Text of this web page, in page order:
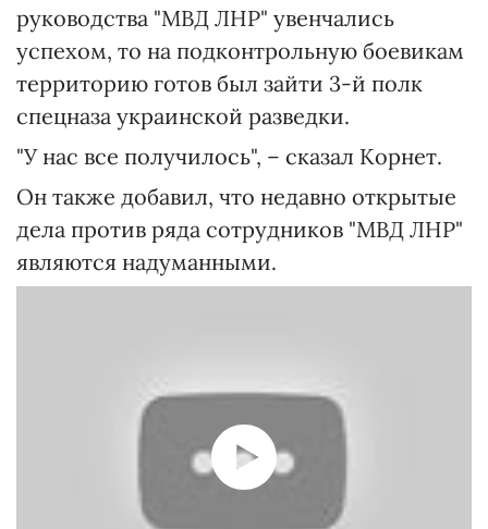
руководства "МВД ЛНР" увенчались
успехом, то на подконтрольную боевикам
территорию готов был зайти 3-й полк
спецназа украинской разведки.
"У нас все получилось", – сказал Корнет.
Он также добавил, что недавно открытые
дела против ряда сотрудников "МВД ЛНР"
являются надуманными.